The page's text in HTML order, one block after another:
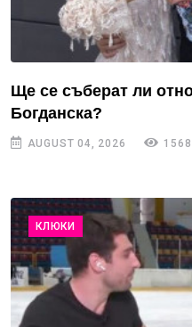
Ще се съберат ли
Богданска?
AUGUST 04, 2026 1568
КЛЮКИ